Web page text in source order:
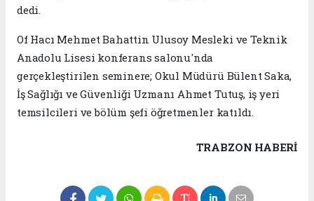
dedi.
Of Hacı Mehmet Bahattin Ulusoy Mesleki ve Teknik
Anadolu Lisesi konferans salonu'nda
gerçekleştirilen seminere; Okul Müdürü Bülent Saka,
İş Sağlığı ve Güvenliği Uzmanı Ahmet Tutuş, iş yeri
temsilcileri ve bölüm şefi öğretmenler katıldı.
TRABZON HABERİ